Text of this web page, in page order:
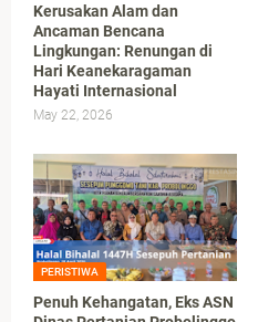
Kerusakan Alam dan
Ancaman Bencana
Lingkungan: Renungan di
Hari Keanekaragaman
Hayati Internasional
May 22, 2026
PERISTIWA
Penuh Kehangatan, Eks ASN